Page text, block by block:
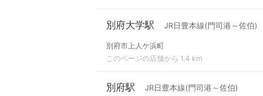
別府大学駅 JR日豊本線(門司港～佐伯)
別府市上人ケ浜町
このページの店舗から 1.4 km
別府駅 JR日豊本線(門司港～佐伯)